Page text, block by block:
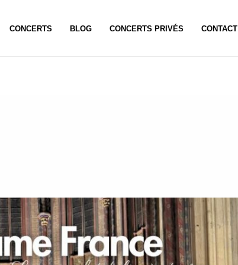
CONCERTS BLOG CONCERTS PRIVÉS CONTACT